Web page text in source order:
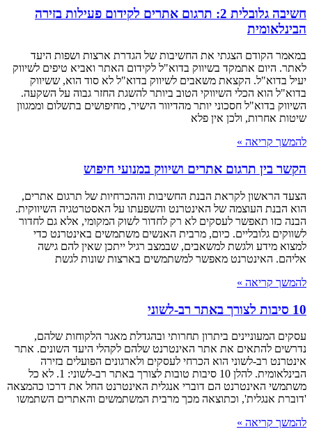
חשיבה גלובלית 2: תרגום אתרים לקידום פעילות בזירה
הבינלאומית
במאמר הקודם הצגתי את החשיבות של הגדרת ארצות ושפות היעד
לאתר. היום אתמקד בשיווק בדוא"ל לקידום האתר ואביא טיפים לשיווק
יעיל בדוא"ל. הקצאת משאבים לשיווק בדוא"ל לא סוד הוא, ששיווק
בדוא"ל הוא הכלי השיווקי הטוב ביותר להשגת החזר גבוה על השקעה.
השיווק בדוא"ל חסכוני יותר מהדיוור הישיר, מחיפושים בתשלום וממגוון
שיטות אחרות, ולכן אין פלא
להמשך קריאה »
הקשר בין תרגום אתרים ושיווק במנועי חיפוש
הצעד הראשון לקראת הבנת החשיבות וההכרחיות של תרגום אתרים,
הוא הבנת העוצמה של האינטרנט והשפעתו על האסטרטגיה השיווקית.
הבנה כזו תאפשר לעסקים לא רק לחדור לשוק המקומי, אלא גם לחדור
לשווקים גלובליים. כיום, מרבית האנשים משתמשים באינטרנט כדי
למצוא מידע ולגשת למשאבים, שבמצב רגיל ייתכן שאין להם גישה
אליהם. האינטרנט מאפשר למשתמשים בארצות שונות לגשת
להמשך קריאה »
10 סיבות לצורך באתר רב-לשוני
עסקים המעוניינים ביתרון תחרותי ובהגדלת מאגר הלקוחות שלהם,
נדרשים להתאים את אתר האינטרנט שלהם לקהלי היעד השונים. אתר
אינטרנט רב-לשוני הוא הכרחי לעסקים ולארגונים הפועלים בזירה
הבינלאומית. להלן 10 סיבות טובות לצורך באתר רב-לשוני: 1. לא כל
משתמשי האינטרנט הם דוברי אנגלית האינטרנט החל את דרכו כהמצאה
'דוברת אנגלית', וכתוצאה מכך מרבית המשתמשים והאתרים השתמשו
להמשך קריאה »